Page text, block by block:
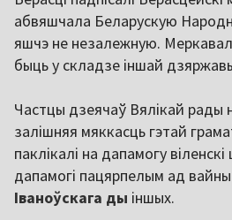
абвяшчала Беларускую
яшчэ не незалежную.
быць у складзе іншай
Частцы дзеячаў Вялікай рады
залішняя мяккасць гэтай
паклікалі на дапамогу
дапамогі пацярпелым ад
Іваноўскага ды іншых.